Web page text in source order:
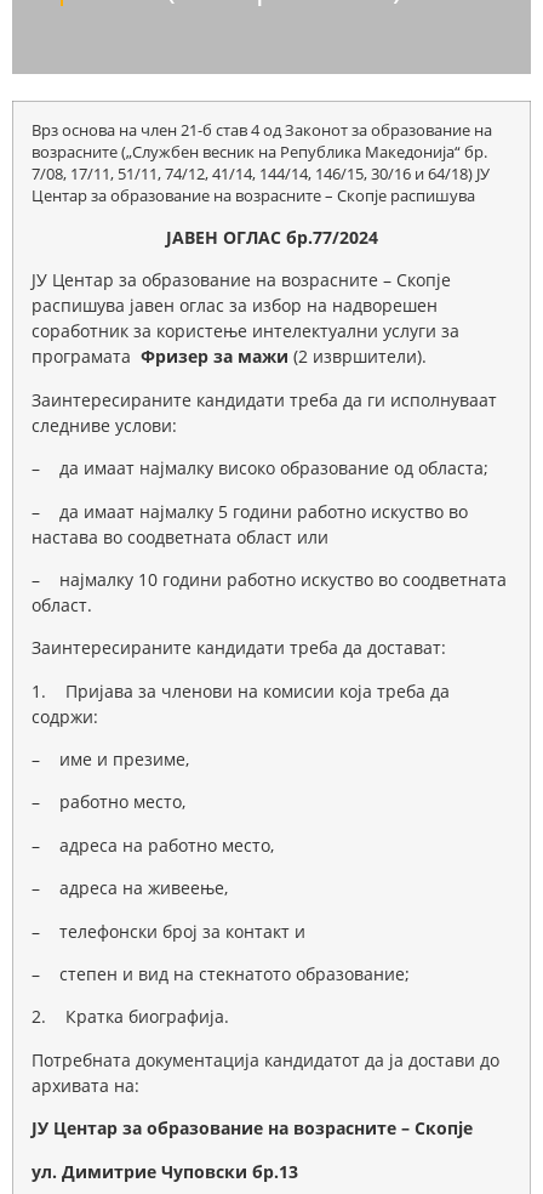
Врз основа на член 21-б став 4 од Законот за образование на
возрасните („Службен весник на Република Македонија“ бр.
7/08, 17/11, 51/11, 74/12, 41/14, 144/14, 146/15, 30/16 и 64/18) ЈУ
Центар за образование на возрасните – Скопје распишува
ЈАВЕН ОГЛАС бр.77/2024
ЈУ Центар за образование на возрасните – Скопје
распишува јавен оглас за избор на надворешен
соработник за користење интелектуални услуги за
програмата Фризер за мажи (2 извршители).
Заинтересираните кандидати треба да ги исполнуваат
следниве услови:
– да имаат најмалку високо образование од областа;
– да имаат најмалку 5 години работно искуство во
настава во соодветната област или
– најмалку 10 години работно искуство во соодветната
област.
Заинтересираните кандидати треба да достават:
1. Пријава за членови на комисии која треба да
содржи:
– име и презиме,
– работно место,
– адреса на работно место,
– адреса на живеење,
– телефонски број за контакт и
– степен и вид на стекнатото образование;
2. Кратка биографија.
Потребната документација кандидатот да ја достави до
архивата на:
ЈУ Центар за образование на возрасните – Скопје
ул. Димитрие Чуповски бр.13